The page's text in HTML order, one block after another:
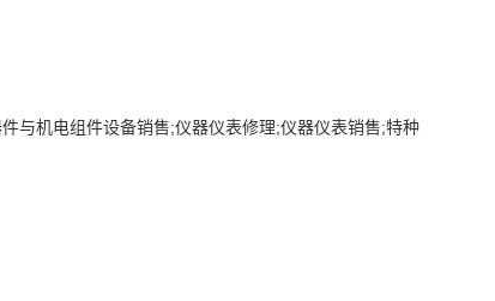
与机电组件设备销售;仪器仪表修理;仪器仪表销售;特种